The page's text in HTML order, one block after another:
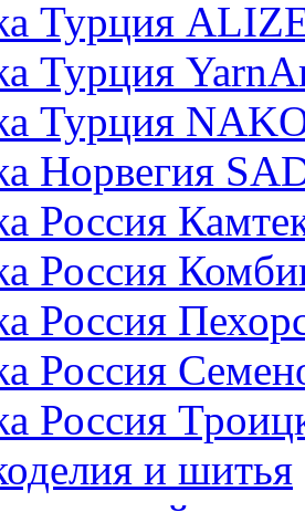
Турция
Турция
Турция
Норвегия
Россия
Россия
Россия
Россия
Россия
и шитья